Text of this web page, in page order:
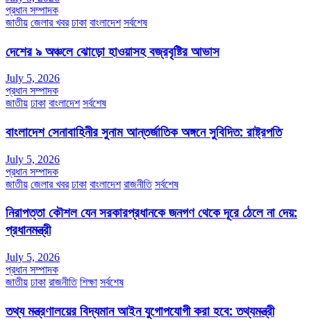
প্রধান সম্পাদক
জাতীয় জেলার খবর ঢাকা বাংলাদেশ সর্বশেষ
দেশের ৯ অঞ্চলে ঝোড়ো হাওয়াসহ বজ্রবৃষ্টির আভাস
July 5, 2026
প্রধান সম্পাদক
জাতীয় ঢাকা বাংলাদেশ সর্বশেষ
বাংলাদেশ সেনাবাহিনীর সুনাম আন্তর্জাতিক অঙ্গনে সুবিদিত: রাষ্ট্রপতি
July 5, 2026
প্রধান সম্পাদক
জাতীয় জেলার খবর ঢাকা বাংলাদেশ রাজনীতি সর্বশেষ
নিরাপত্তা কৌশল যেন সরকারপ্রধানকে জনগণ থেকে দূরে ঠেলে না দেয়:
প্রধানমন্ত্রী
July 5, 2026
প্রধান সম্পাদক
জাতীয় ঢাকা রাজনীতি শিক্ষা সর্বশেষ
তথ্য মন্ত্রণালয়ের বিদ্যমান আইন যুগোপযোগী করা হবে: তথ্যমন্ত্রী